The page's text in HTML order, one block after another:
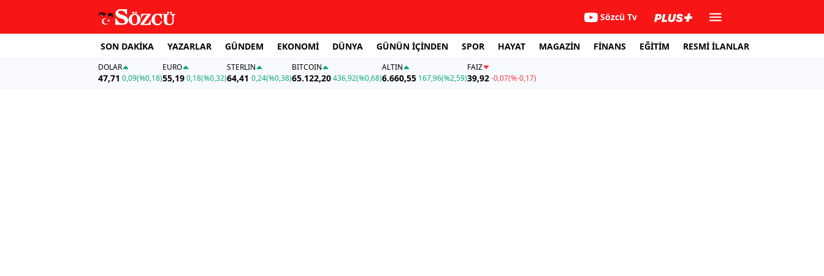
Sözcü Tv
SON DAKİKA YAZARLAR GÜNDEM EKONOMİ DÜNYA GÜNÜN İÇİNDEN SPOR HAYAT MAGAZİN FİNANS EĞİTİM RESMİ İLANLAR
DOLAR
47,71 0,09(%0,18)
EURO
55,19 0,18(%0,32)
STERLIN
64,41 0,24(%0,38)
BITCOIN
65.122,20436,92(%0,68)
ALTIN
6.660,55 167,96(%2,59)
FAİZ
39,92-0,07(%-0,17)